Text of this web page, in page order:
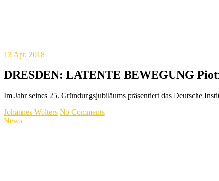
13 Apr. 2018
DRESDEN: LATENTE BEWEGUNG
Im Jahr seines 25. Gründungsjubiläums präsentiert das Deutsche
Johannes Wolters No Comments
News